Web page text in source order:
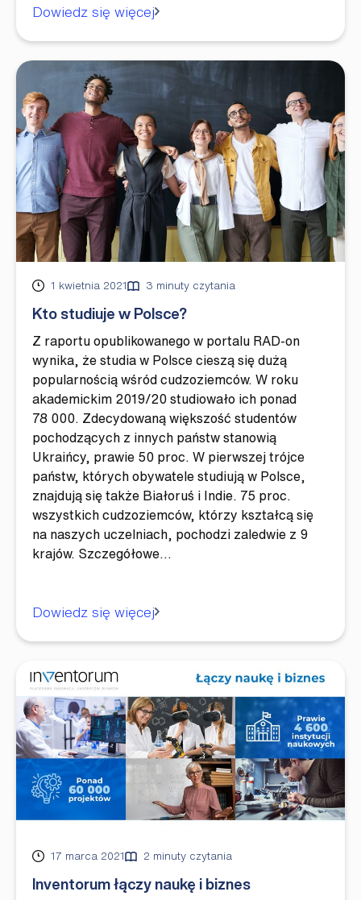
Dowiedz się więcej
Kto studiuje w Polsce?
Opublikowano
1 kwietnia 2021 3 minuty czytania
Z raportu opublikowanego w portalu RAD-on
wynika, że studia w Polsce cieszą się dużą
popularnością wśród cudzoziemców. W roku
akademickim 2019/20 studiowało ich ponad
78 000. Zdecydowaną większość studentów
pochodzących z innych państw stanowią
Ukraińcy, prawie 50 proc. W pierwszej trójce
państw, których obywatele studiują w Polsce,
znajdują się także Białoruś i Indie. 75 proc.
wszystkich cudzoziemców, którzy kształcą się
na naszych uczelniach, pochodzi zaledwie z 9
krajów. Szczegółowe…
Dowiedz się więcej
Inventorum łączy naukę i biznes
Opublikowano
17 marca 2021 2 minuty czytania